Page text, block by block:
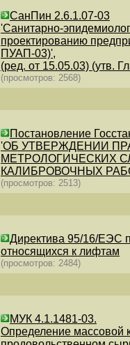
СанПин 2.6.1.07-03
'Санитарно-
проектированию
ПУАП-03)',
(ред. от 15.05.03) (утв.
(просмотров: 2568)
Постановление
'ОБ УТВЕРЖДЕНИИ
МЕТРОЛОГИЧЕСКИХ
КАЛИБРОВОЧНЫХ
(просмотров: 2513)
Директива 95/16/ЕЭС
относящихся к лифтам
(просмотров: 2484)
МУК 4.1.1481-03.
Определение массовой